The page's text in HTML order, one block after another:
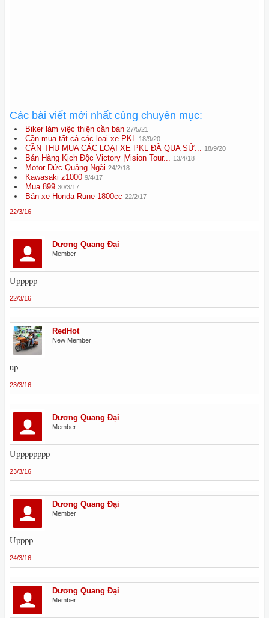
Các bài viết mới nhất cùng chuyên mục:
Biker làm việc thiện cần bán 27/5/21
Cần mua tất cả các loại xe PKL 18/9/20
CẦN THU MUA CÁC LOẠI XE PKL ĐÃ QUA SỬ... 18/9/20
Bán Hàng Kịch Độc Victory |Vision Tour... 13/4/18
Motor Đức Quảng Ngãi 24/2/18
Kawasaki z1000 9/4/17
Mua 899 30/3/17
Bán xe Honda Rune 1800cc 22/2/17
22/3/16
Dương Quang Đại
Member
Uppppp
22/3/16
RedHot
New Member
up
23/3/16
Dương Quang Đại
Member
Upppppppp
23/3/16
Dương Quang Đại
Member
Upppp
24/3/16
Dương Quang Đại
Member